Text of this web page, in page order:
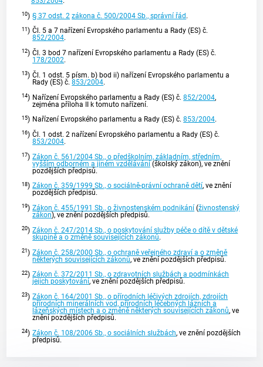
10) § 37 odst. 2 zákona č. 500/2004 Sb., správní řád.
11) Čl. 5 a 7 nařízení Evropského parlamentu a Rady (ES) č.
852/2004.
12) Čl. 3 bod 7 nařízení Evropského parlamentu a Rady (ES) č.
178/2002.
13) Čl. 1 odst. 5 písm. b) bod ii) nařízení Evropského parlamentu a
Rady (ES) č.853/2004.
14) Nařízení Evropského parlamentu a Rady (ES) č.852/2004,
zejména příloha II k tomuto nařízení.
15) Nařízení Evropského parlamentu a Rady (ES) č.853/2004.
16) Čl. 1 odst. 2 nařízení Evropského parlamentu a Rady (ES) č.
853/2004.
17) Zákon č. 561/2004 Sb., o předškolním, základním, středním,
vyšším odborném a jiném vzdělávání (školský zákon), ve znění
pozdějších předpisů.
18) Zákon č. 359/1999 Sb., o sociálně-právní ochraně dětí, ve znění
pozdějších předpisů.
19) Zákon č. 455/1991 Sb., o živnostenském podnikání (živnostenský
zákon), ve znění pozdějších předpisů.
20) Zákon č. 247/2014 Sb., o poskytování služby péče o dítě v dětské
skupině a o změně souvisejících zákonů.
21) Zákon č. 258/2000 Sb., o ochraně veřejného zdraví a o změně
některých souvisejících zákonů, ve znění pozdějších předpisů.
22) Zákon č. 372/2011 Sb., o zdravotních službách a podmínkách
jejich poskytování, ve znění pozdějších předpisů.
23) Zákon č. 164/2001 Sb., o přírodních léčivých zdrojích, zdrojích
přírodních minerálních vod, přírodních léčebných lázních a
lázeňských místech a o změně některých souvisejících zákonů, ve
znění pozdějších předpisů.
24) Zákon č. 108/2006 Sb., o sociálních službách, ve znění pozdějších
předpisů.